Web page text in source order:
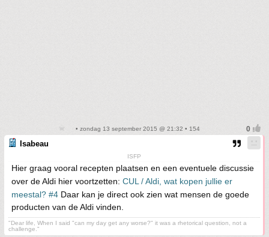
• zondag 13 september 2015 @ 21:32 • 154
Isabeau
ISFP
Hier graag vooral recepten plaatsen en een eventuele discussie
over de Aldi hier voortzetten: CUL / Aldi, wat kopen jullie er
meestal? #4 Daar kan je direct ook zien wat mensen de goede
producten van de Aldi vinden.
"Dear life, When I said "can my day get any worse?" it was a rhetorical question, not a
challenge."